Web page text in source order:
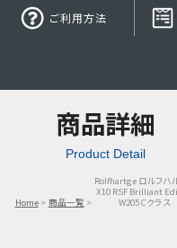
ご利用方法
商品詳細
Product Detail
Home 商品一覧
Rolfhartge ロルフハ
X10 RSF Brilliant
W205 Cクラス